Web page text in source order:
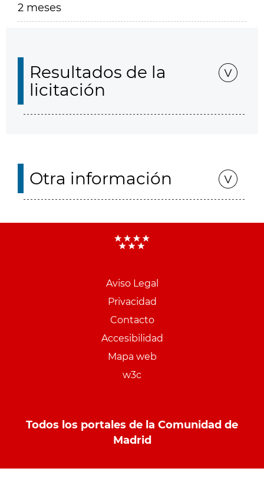
2 meses
Resultados de la
licitación
Otra información
Aviso Legal
Privacidad
Contacto
Accesibilidad
Mapa web
w3c
Todos los portales de la Comunidad de
Madrid